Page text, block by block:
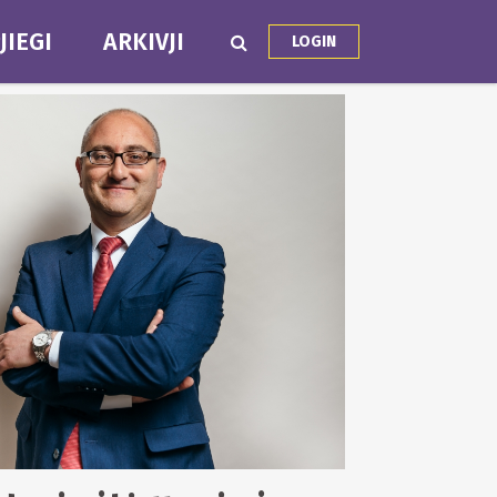
ARKIVJI LOGIN